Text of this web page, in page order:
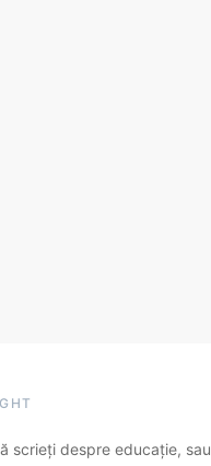
scrieți despre educație, sau